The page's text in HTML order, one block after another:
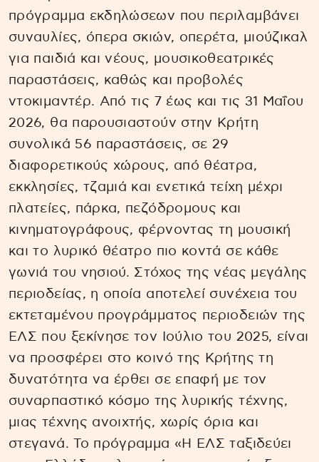
πρόγραμμα εκδηλώσεων που περιλαμβάνει
συναυλίες, όπερα σκιών, οπερέτα, μιούζικαλ
για παιδιά και νέους, μουσικοθεατρικές
παραστάσεις, καθώς και προβολές
ντοκιμαντέρ. Από τις 7 έως και τις 31 Μαΐου
2026, θα παρουσιαστούν στην Κρήτη
συνολικά 56 παραστάσεις, σε 29
διαφορετικούς χώρους, από θέατρα,
εκκλησίες, τζαμιά και ενετικά τείχη μέχρι
πλατείες, πάρκα, πεζόδρομους και
κινηματογράφους, φέρνοντας τη μουσική
και το λυρικό θέατρο πιο κοντά σε κάθε
γωνιά του νησιού. Στόχος της νέας μεγάλης
περιοδείας, η οποία αποτελεί συνέχεια του
εκτεταμένου προγράμματος περιοδειών της
ΕΛΣ που ξεκίνησε τον Ιούλιο του 2025, είναι
να προσφέρει στο κοινό της Κρήτης τη
δυνατότητα να έρθει σε επαφή με τον
συναρπαστικό κόσμο της λυρικής τέχνης,
μιας τέχνης ανοιχτής, χωρίς όρια και
στεγανά. Το πρόγραμμα «Η ΕΛΣ ταξιδεύει